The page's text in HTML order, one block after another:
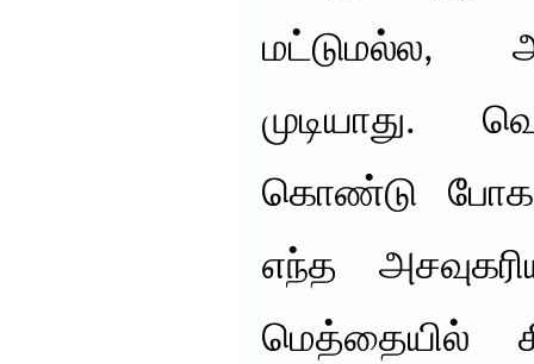
மட்டுமல்ல,
முடியாது.
கொண்டு
எந்த
மெத்தையில்